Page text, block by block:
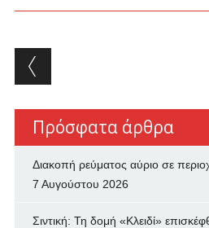
Post navigation
Πρόσφατα άρθρα
Διακοπή ρεύματος αύριο σε
7 Αυγούστου 2026
Σιντική: Τη δομή «Κλειδί»